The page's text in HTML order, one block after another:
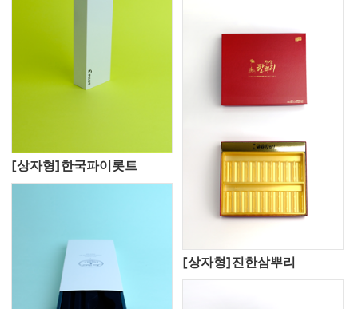
[상자형]한국파이롯트
[상자형]진한삼뿌리